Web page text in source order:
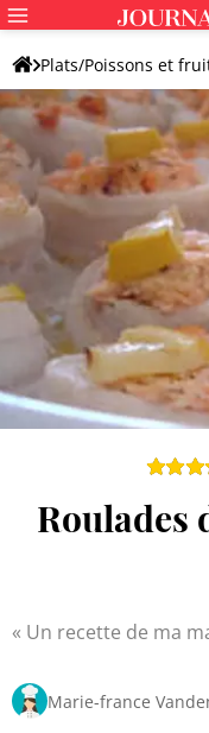
Plats/Poissons et
Recettes à la sole Plat
Roulades
Un recette de ma
Marie-france